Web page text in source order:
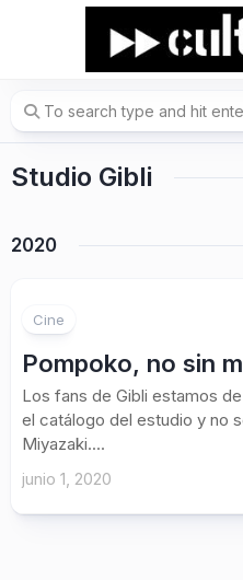
Studio Gibli
2020
Cine
Pompoko, no sin
Los fans de Gibli estamos
el catálogo del estudio y no
Miyazaki....
junio 1, 2020